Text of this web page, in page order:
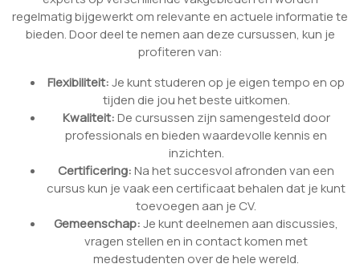
regelmatig bijgewerkt om relevante en actuele informatie te
bieden. Door deel te nemen aan deze cursussen, kun je
profiteren van:
Flexibiliteit:Je kunt studeren op je eigen tempo en op
tijden die jou het beste uitkomen.
Kwaliteit:De cursussen zijn samengesteld door
professionals en bieden waardevolle kennis en
inzichten.
Certificering:Na het succesvol afronden van een
cursus kun je vaak een certificaat behalen dat je kunt
toevoegen aan je CV.
Gemeenschap:Je kunt deelnemen aan discussies,
vragen stellen en in contact komen met
medestudenten over de hele wereld.